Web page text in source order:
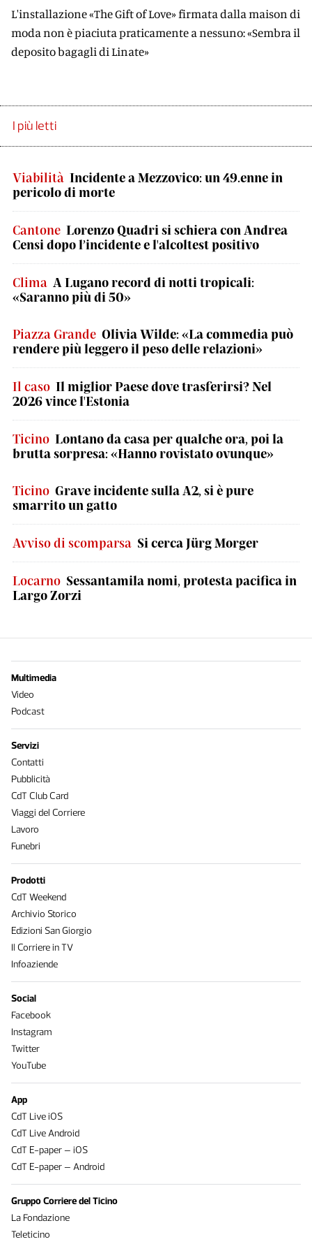
L'installazione «The Gift of Love» firmata dalla maison di
moda non è piaciuta praticamente a nessuno: «Sembra il
deposito bagagli di Linate»
I più letti
Viabilità Incidente a Mezzovico: un 49.enne in
pericolo di morte
Cantone Lorenzo Quadri si schiera con Andrea
Censi dopo l’incidente e l'alcoltest positivo
Clima A Lugano record di notti tropicali:
«Saranno più di 50»
Piazza Grande Olivia Wilde: «La commedia può
rendere più leggero il peso delle relazioni»
Il caso Il miglior Paese dove trasferirsi? Nel
2026 vince l'Estonia
Ticino Lontano da casa per qualche ora, poi la
brutta sorpresa: «Hanno rovistato ovunque»
Ticino Grave incidente sulla A2, si è pure
smarrito un gatto
Avviso di scomparsa Si cerca Jürg Morger
Locarno Sessantamila nomi, protesta pacifica in
Largo Zorzi
Multimedia
Video
Podcast
Servizi
Contatti
Pubblicità
CdT Club Card
Viaggi del Corriere
Lavoro
Funebri
Prodotti
CdT Weekend
Archivio Storico
Edizioni San Giorgio
Il Corriere in TV
Infoaziende
Social
Facebook
Instagram
Twitter
YouTube
App
CdT Live iOS
CdT Live Android
CdT E-paper – iOS
CdT E-paper – Android
Gruppo Corriere del Ticino
La Fondazione
Teleticino